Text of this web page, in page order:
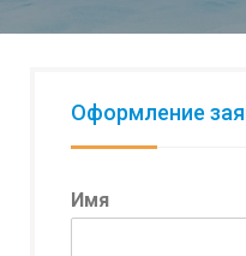
Оформление
Имя